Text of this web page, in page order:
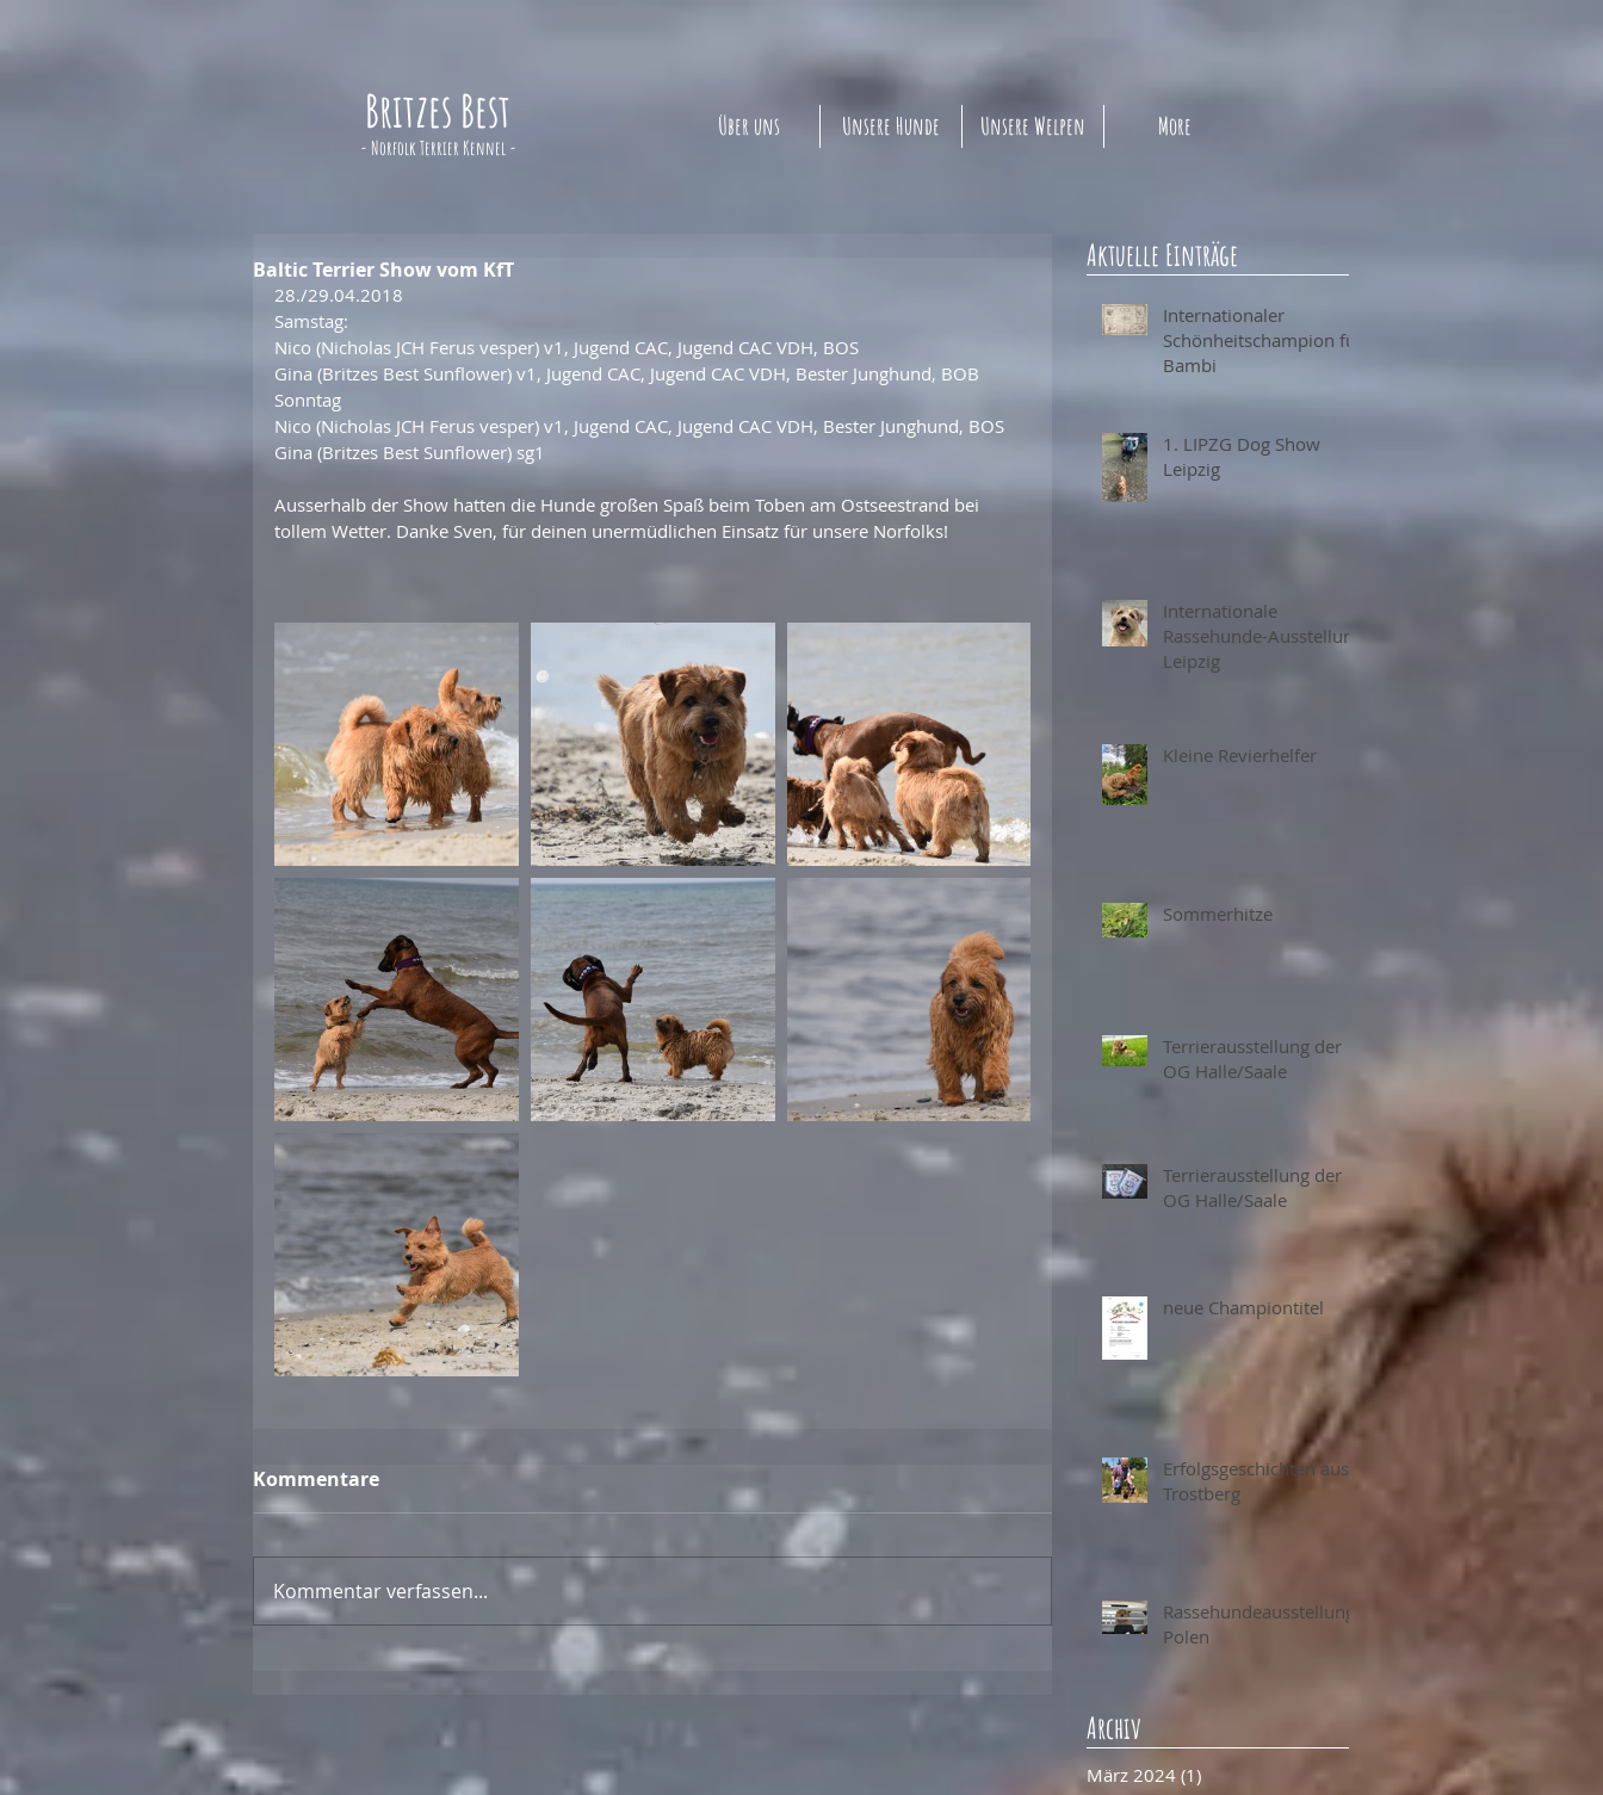
Britzes Best
- Norfolk Terrier Kennel -
Über uns Unsere Hunde Unsere Welpen More
Baltic Terrier Show vom KfT
28./29.04.2018
Samstag:
Nico (Nicholas JCH Ferus vesper) v1, Jugend CAC, Jugend CAC VDH, BOS
Gina (Britzes Best Sunflower) v1, Jugend CAC, Jugend CAC VDH, Bester Junghund, BOB
Sonntag
Nico (Nicholas JCH Ferus vesper) v1, Jugend CAC, Jugend CAC VDH, Bester Junghund, BOS
Gina (Britzes Best Sunflower) sg1
Ausserhalb der Show hatten die Hunde großen Spaß beim Toben am Ostseestrand bei
tollem Wetter. Danke Sven, für deinen unermüdlichen Einsatz für unsere Norfolks!
Kommentare
Kommentar verfassen...
Aktuelle Einträge
Internationaler
Schönheitschampion für
Bambi
1. LIPZG Dog Show
Leipzig
Internationale
Rassehunde-Ausstellung
Leipzig
Kleine Revierhelfer
Sommerhitze
Terrierausstellung der
OG Halle/Saale
Terrierausstellung der
OG Halle/Saale
neue Championtitel
Erfolgsgeschichten aus
Trostberg
Rassehundeausstellung
Polen
Archiv
März 2024 (1)